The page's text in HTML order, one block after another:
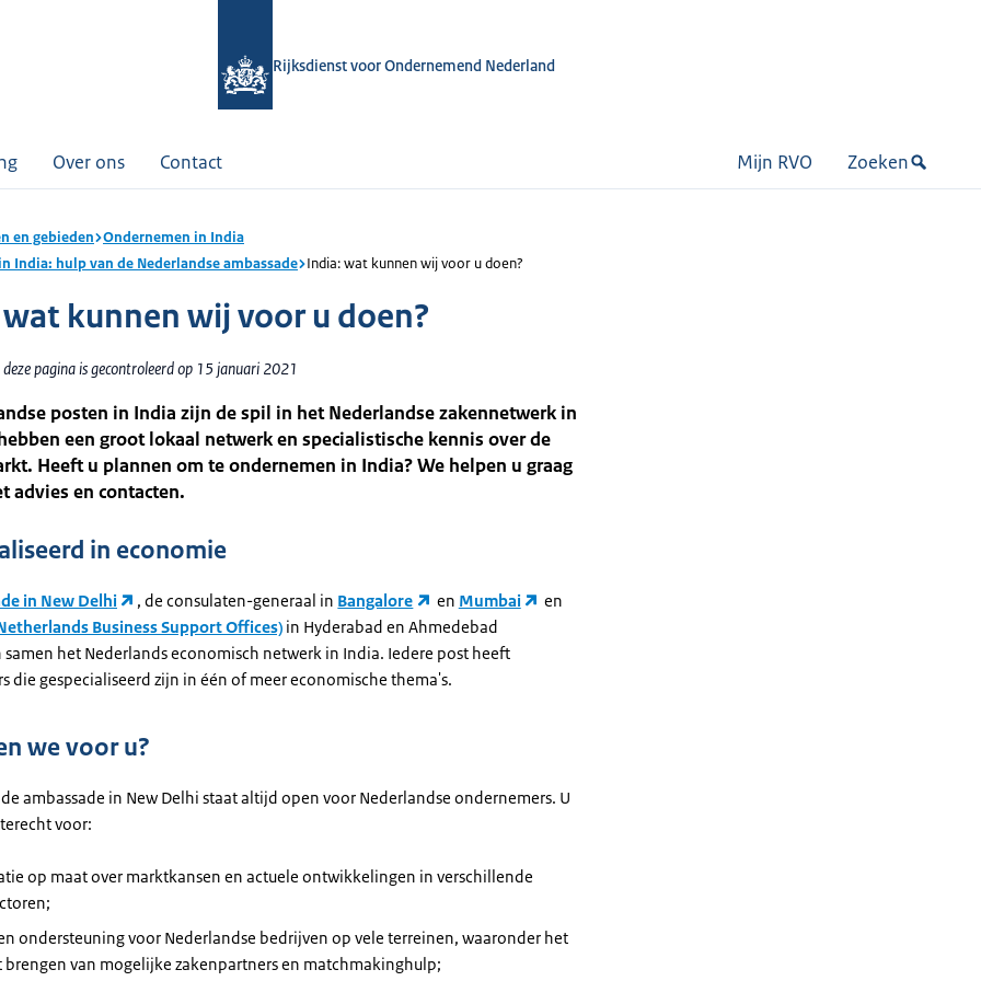
Rijksdienst voor Ondernemend Nederland
Over ons Contact Mijn RVO Zoeken
en gebieden Ondernemen in India
India: hulp van de Nederlandse ambassade India: wat kunnen wij voor u doen?
kunnen wij voor u doen?
pagina is gecontroleerd op 15 januari 2021
posten in India zijn de spil in het Nederlandse zakennetwerk in
een groot lokaal netwerk en specialistische kennis over de
Heeft u plannen om te ondernemen in India? We helpen u graag
advies en contacten.
in economie
in New Delhi , de consulaten-generaal in Bangalore en Mumbai
en
Business Support Offices) in Hyderabad en Ahmedebad
het Nederlands economisch netwerk in India. Iedere post heeft
die gespecialiseerd zijn in één of meer economische thema's.
we voor u?
ambassade in New Delhi staat altijd open voor Nederlandse ondernemers. U
voor:
op maat over marktkansen en actuele ontwikkelingen in verschillende
ondersteuning voor Nederlandse bedrijven op vele terreinen, waaronder het
brengen van mogelijke zakenpartners en matchmakinghulp;